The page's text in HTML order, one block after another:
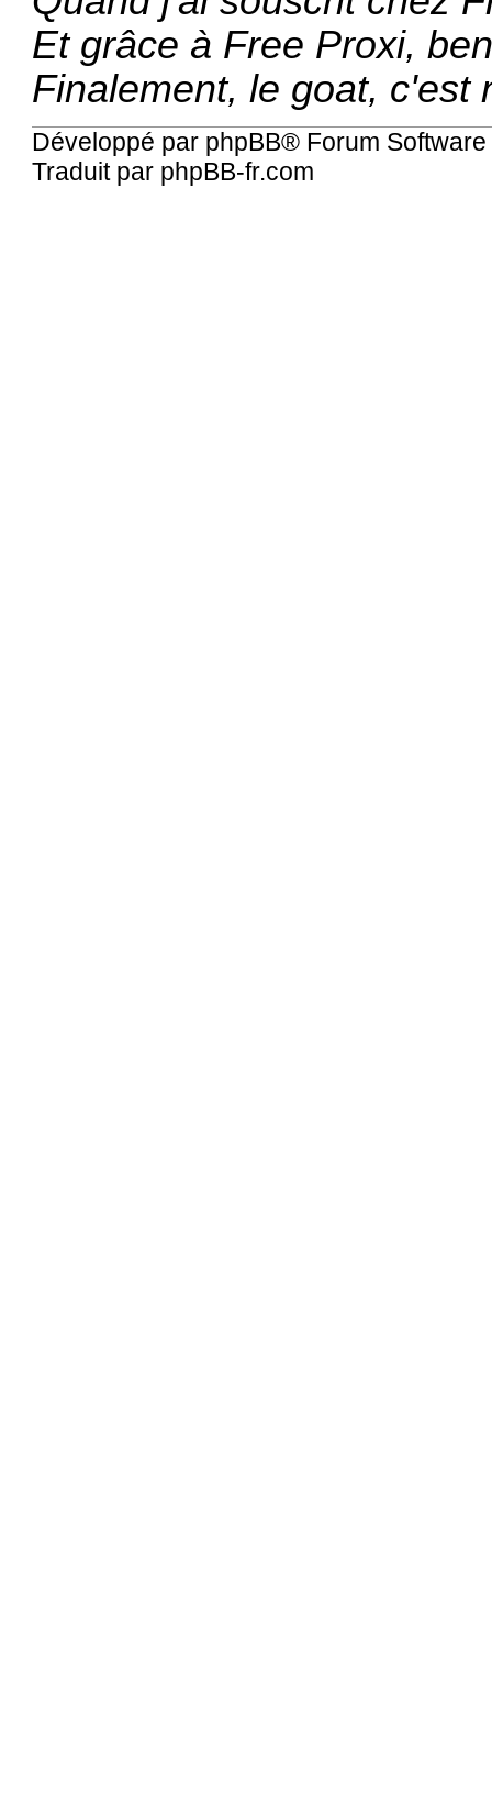
Et grâce à Free Proxi,
Finalement, le goat, c'est
Développé par phpBB® Forum
Traduit par phpBB-fr.com